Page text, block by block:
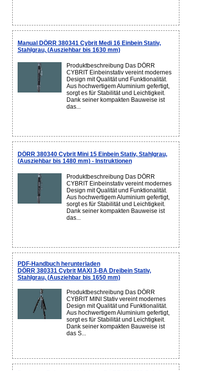
Manual DÖRR 380341 Cybrit Medi 16 Einbein Stativ,
Stahlgrau, (Ausziehbar bis 1630 mm)
Produktbeschreibung Das DÖRR
CYBRIT Einbeinstativ vereint modernes
Design mit Qualität und Funktionalität.
Aus hochwertigem Aluminium gefertigt,
sorgt es für Stabilität und Leichtigkeit.
Dank seiner kompakten Bauweise ist
das...
DÖRR 380340 Cybrit Mini 15 Einbein Stativ, Stahlgrau,
(Ausziehbar bis 1480 mm) - Instruktionen
Produktbeschreibung Das DÖRR
CYBRIT Einbeinstativ vereint modernes
Design mit Qualität und Funktionalität.
Aus hochwertigem Aluminium gefertigt,
sorgt es für Stabilität und Leichtigkeit.
Dank seiner kompakten Bauweise ist
das...
PDF-Handbuch herunterladen
DÖRR 380331 Cybrit MAXI 3-BA Dreibein Stativ,
Stahlgrau, (Ausziehbar bis 1650 mm)
Produktbeschreibung Das DÖRR
CYBRIT MINI Stativ vereint modernes
Design mit Qualität und Funktionalität.
Aus hochwertigem Aluminium gefertigt,
sorgt es für Stabilität und Leichtigkeit.
Dank seiner kompakten Bauweise ist
das S...